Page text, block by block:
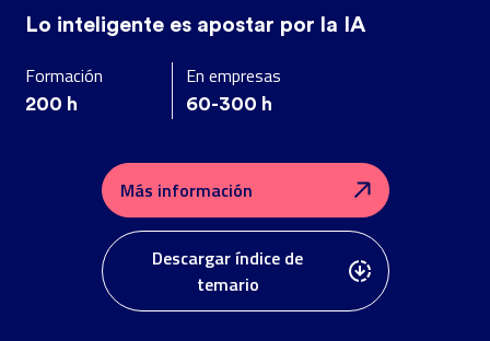
Lo inteligente es apostar por la IA
Formación
200 h
En empresas
60-300 h
Más información
Descargar índice de
temario